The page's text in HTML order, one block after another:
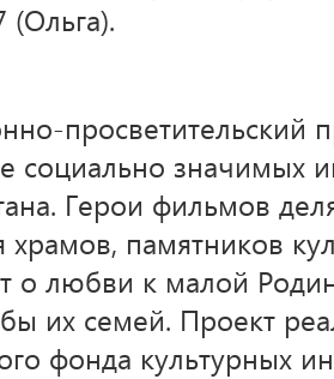
(Ольга).
просветительский
социально значимых
Герои фильмов
памятников
о любви к малой
их семей. Проект
фонда культурных